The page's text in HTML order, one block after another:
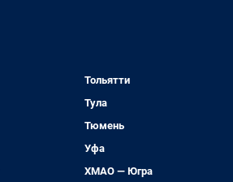
Тольятти
Тула
Тюмень
Уфа
ХМАО — Югра